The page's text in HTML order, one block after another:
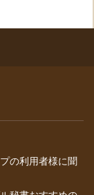
の利用者様に聞